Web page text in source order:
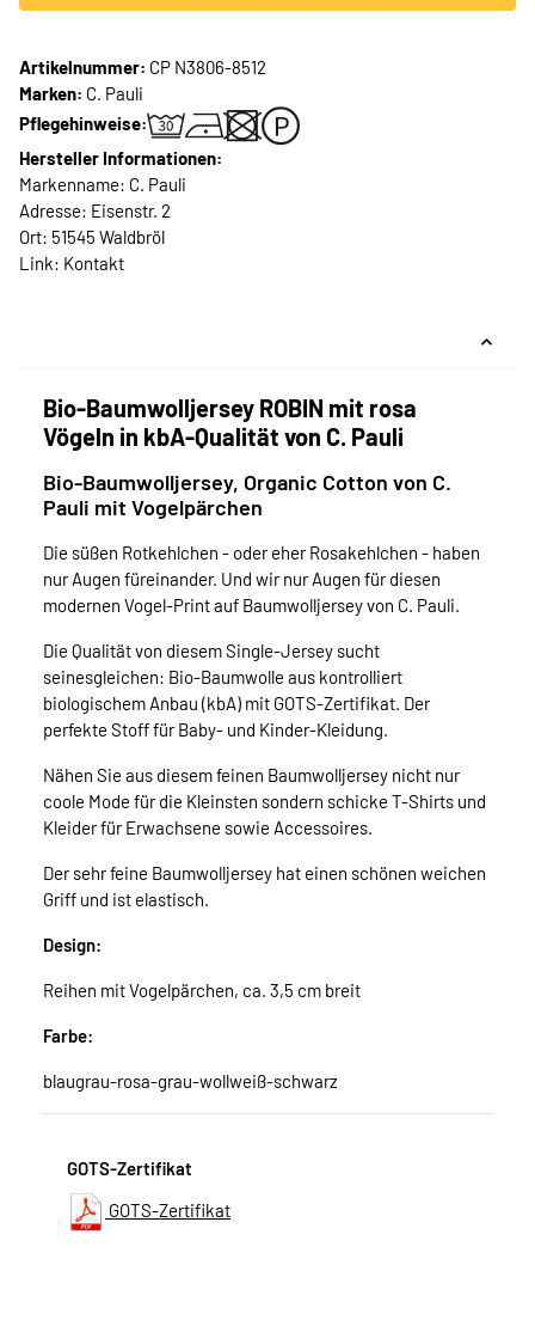
Artikelnummer: CP N3806-8512
Marken: C. Pauli
Pflegehinweise:
Hersteller Informationen:
Markenname: C. Pauli
Adresse: Eisenstr. 2
Ort: 51545 Waldbröl
Link: Kontakt
Bio-Baumwolljersey ROBIN mit rosa
Vögeln in kbA-Qualität von C. Pauli
Bio-Baumwolljersey, Organic Cotton von C.
Pauli mit Vogelpärchen
Die süßen Rotkehlchen - oder eher Rosakehlchen - haben
nur Augen füreinander. Und wir nur Augen für diesen
modernen Vogel-Print auf Baumwolljersey von C. Pauli.
Die Qualität von diesem Single-Jersey sucht
seinesgleichen: Bio-Baumwolle aus kontrolliert
biologischem Anbau (kbA) mit GOTS-Zertifikat. Der
perfekte Stoff für Baby- und Kinder-Kleidung.
Nähen Sie aus diesem feinen Baumwolljersey nicht nur
coole Mode für die Kleinsten sondern schicke T-Shirts und
Kleider für Erwachsene sowie Accessoires.
Der sehr feine Baumwolljersey hat einen schönen weichen
Griff und ist elastisch.
Design:
Reihen mit Vogelpärchen, ca. 3,5 cm breit
Farbe:
blaugrau-rosa-grau-wollweiß-schwarz
GOTS-Zertifikat
GOTS-Zertifikat